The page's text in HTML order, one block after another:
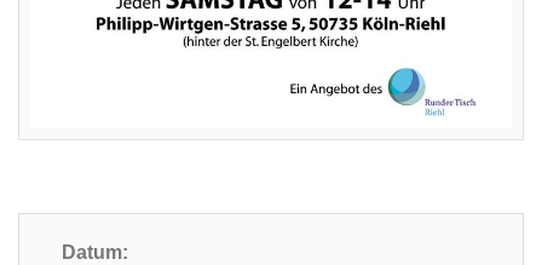
Datum: